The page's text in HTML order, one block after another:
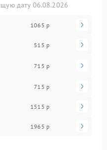
дату 06.08.2026
1065 р
515 р
715 р
715 р
1515 р
1965 р